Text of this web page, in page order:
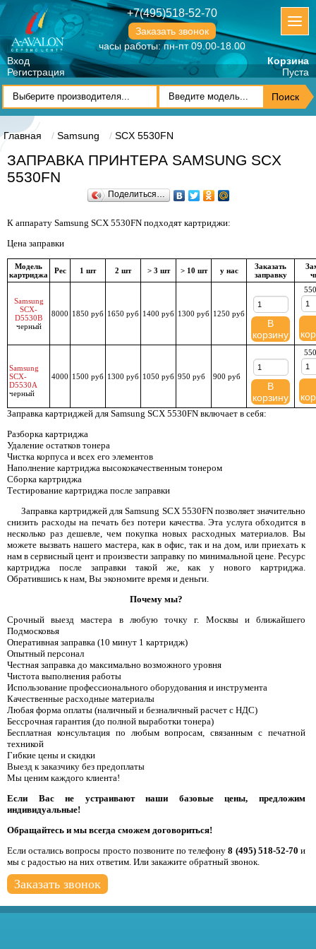
+7(495)518-52-70
Заказать звонок
часы работы: пн-пт 09.00-18.00
Вход
Регистрация
Корзина
Пуста
Главная Samsung SCX 5530FN
ЗАПРАВКА ПРИНТЕРА SAMSUNG SCX
5530FN
Поделиться…
К аппарату Samsung SCX 5530FN подходят картриджи:
Цена заправки
Модель
картриджа
Рес 1 шт 2 шт > 3 шт > 10 шт у нас
Заказать
заправку
Samsung
SCX-
D5530B
черный
8000 1850 руб 1650 руб 1400 руб 1300 руб 1250 руб
В
корзину
Samsung
SCX-
D5530A
черный
4000 1500 руб 1300 руб 1050 руб 950 руб 900 руб
В
корзину
Заправка картриджей для Samsung SCX 5530FN включает в себя:
Разборка картриджа
Удаление остатков тонера
Чистка корпуса и всех его элементов
Наполнение картриджа высококачественным тонером
Сборка картриджа
Тестирование картриджа после заправки
Заправка картриджей для Samsung SCX 5530FN позволяет значительно
снизить расходы на печать без потери качества. Эта услуга обходится в
несколько раз дешевле, чем покупка новых расходных материалов. Вы
можете вызвать нашего мастера, как в офис, так и на дом, или приехать к
нам в сервисный цент и произвести заправку по минимальной цене. Ресурс
картриджа после заправки такой же, как у нового картриджа.
Обратившись к нам, Вы экономите время и деньги.
Почему мы?
Срочный выезд мастера в любую точку г. Москвы и ближайшего
Подмосковья
Оперативная заправка (10 минут 1 картридж)
Опытный персонал
Честная заправка до максимально возможного уровня
Чистота выполнения работы
Использование профессионального оборудования и инструмента
Качественные расходные материалы
Любая форма оплаты (наличный и безналичный расчет с НДС)
Бессрочная гарантия (до полной выработки тонера)
Бесплатная консультация по любым вопросам, связанным с печатной
техникой
Гибкие цены и скидки
Выезд к заказчику без предоплаты
Мы ценим каждого клиента!
Если Вас не устраивают наши базовые цены, предложим
индивидуальные!
Обращайтесь и мы всегда сможем договориться!
Если остались вопросы просто позвоните по телефону8 (495) 518-52-70 и
мы с радостью на них ответим. Или закажите обратный звонок.
Заказать звонок